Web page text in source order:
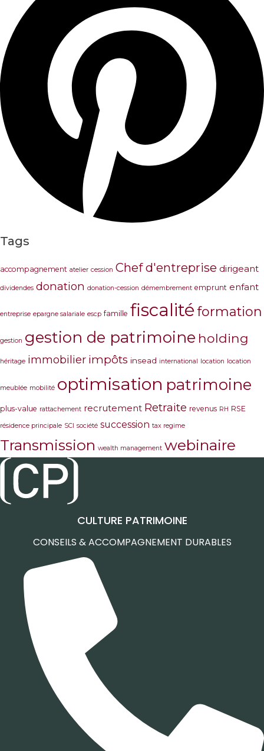
Tags
accompagnement atelier cession Chef d'entreprise dirigeant
dividendes donation donation-cession démembrement emprunt enfant
entreprise epargne salariale escp famille fiscalité formation
gestion gestion de patrimoine holding
héritage immobilier impôts insead international location location
meublée mobilité optimisation patrimoine
plus-value rattachement recrutement Retraite revenus RH RSE
résidence principale SCI société succession tax regime
Transmission wealth management webinaire
CULTURE PATRIMOINE
CONSEILS & ACCOMPAGNEMENT DURABLES